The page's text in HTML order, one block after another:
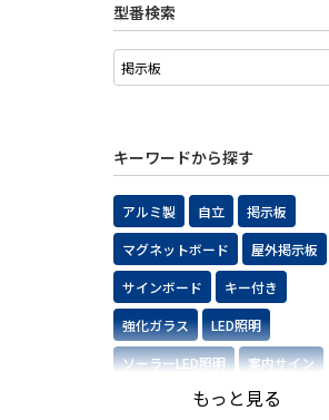
型番検索
キーワードから探す
アルミ製 自立
掲示板
マグネットボード
屋外掲示板
サインボード
キー付き
強化ガラス
LED照明
ソーラーLED照明
案内サイン
飛散防止フィルム
もっと見る